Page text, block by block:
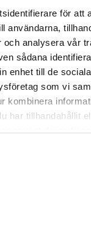
för att
användarna,
och analysera vår
sådana
enhet till de
som vi
kombinera
har tillhandahållit
använt deras
ut